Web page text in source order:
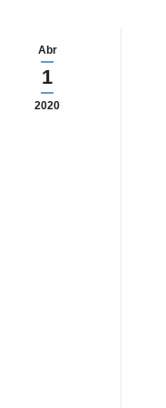
Abr
1
2020